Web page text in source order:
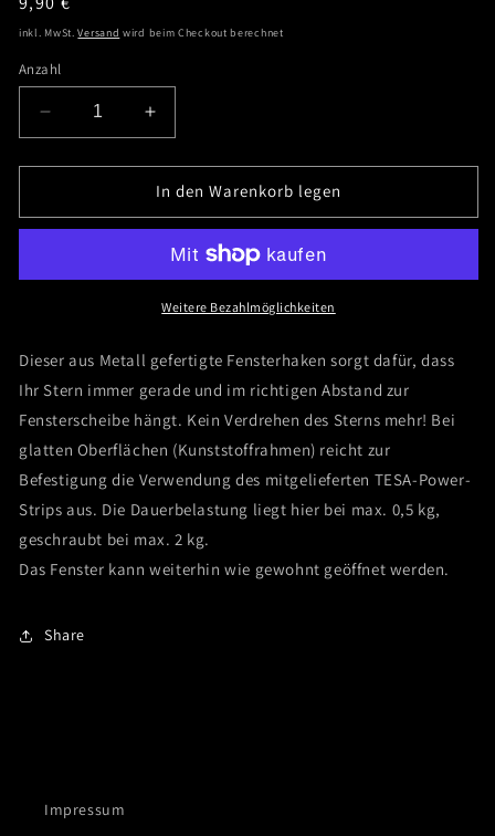
Preis
inkl. MwSt.Versand wird beim Checkout berechnet
Anzahl
Verringere
die
Menge
Fensterhaken
Erhöhe
die
Menge
für
Fensterhaken
In den Warenkorb legen
Weitere Bezahlmöglichkeiten
Dieser aus Metall gefertigte Fensterhaken sorgt dafür, dass
Ihr Stern immer gerade und im richtigen Abstand zur
Fensterscheibe hängt. Kein Verdrehen des Sterns mehr! Bei
glatten Oberflächen (Kunststoffrahmen) reicht zur
Befestigung die Verwendung des mitgelieferten TESA-Power-
Strips aus. Die Dauerbelastung liegt hier bei max. 0,5 kg,
geschraubt bei max. 2 kg.
Das Fenster kann weiterhin wie gewohnt geöffnet werden.
Share
Impressum